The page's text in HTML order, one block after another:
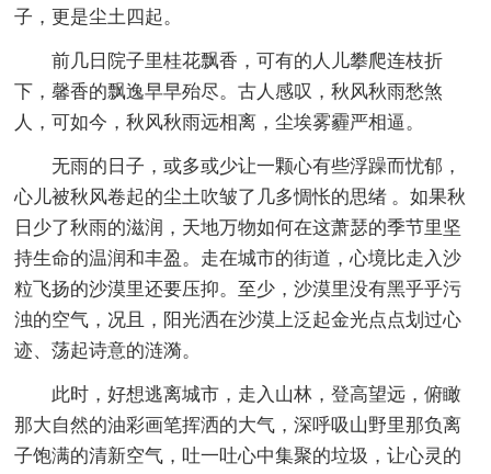
子，更是尘土四起。
前几日院子里桂花飘香，可有的人儿攀爬连枝折
下，馨香的飘逸早早殆尽。古人感叹，秋风秋雨愁煞
人，可如今，秋风秋雨远相离，尘埃雾霾严相逼。
无雨的日子，或多或少让一颗心有些浮躁而忧郁，
心儿被秋风卷起的尘土吹皱了几多惆怅的思绪 。如果秋
日少了秋雨的滋润，天地万物如何在这萧瑟的季节里坚
持生命的温润和丰盈。走在城市的街道，心境比走入沙
粒飞扬的沙漠里还要压抑。至少，沙漠里没有黑乎乎污
浊的空气，况且，阳光洒在沙漠上泛起金光点点划过心
迹、荡起诗意的涟漪。
此时，好想逃离城市，走入山林，登高望远，俯瞰
那大自然的油彩画笔挥洒的大气，深呼吸山野里那负离
子饱满的清新空气，吐一吐心中集聚的垃圾，让心灵的